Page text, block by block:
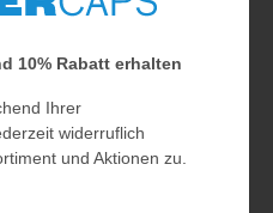
10% Rabatt erhalten
Ihrer
widerruflich
und Aktionen zu.